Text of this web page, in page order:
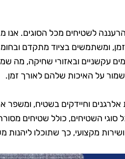
לשטיחים מכל הסוגים. אנו
ומשתמשים בציוד מתקדם
עקשניים ובאזורי שחיקה, מה
על האיכות שלהם לאורך זמן.
אלרגנים וחיידקים בשטיח, ומשפר
סוגי השטיחים, כולל שטיחים
מקצועי, כך שתוכלו ליהנות